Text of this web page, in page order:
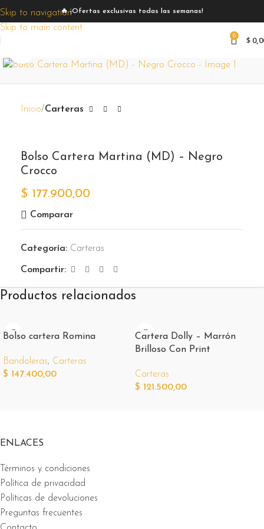
Skip to navigation
Skip to main content
🔥 ¡Ofertas exclusivas todas las semanas!
0 $
Inicio Carteras
Bolso Cartera Martina (MD) – Negro
Crocco
$ 177.900,00
Comparar
Categoría: Carteras
Compartir:
Productos relacionados
Bolso cartera Romina
Bandoleras, Carteras
$ 147.400,00
Cartera Dolly – Marrón
Brilloso Con Print
Carteras
$ 121.500,00
ENLACES
Términos y condiciones
Política de privacidad
Políticas de devoluciones
Preguntas frecuentes